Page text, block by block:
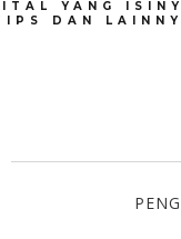
YANG
DAN